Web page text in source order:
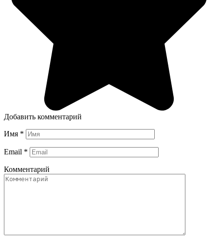
Добавить комментарий
Имя *
Email *
Комментарий